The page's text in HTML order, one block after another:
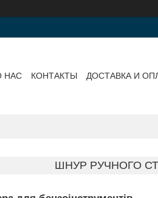
НАС КОНТАКТЫ ДОСТАВКА И
ШНУР РУЧНОГО